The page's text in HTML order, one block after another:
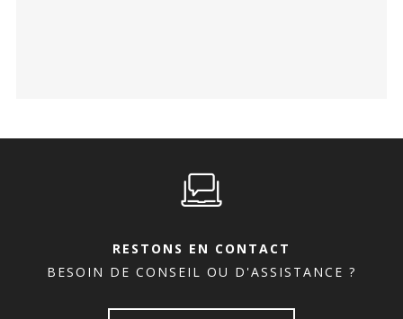
RESTONS EN CONTACT
BESOIN DE CONSEIL OU D'ASSISTANCE ?